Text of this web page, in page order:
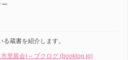
ー
蔵書を紹介します。
里親会) – ブクログ (booklog.jp)